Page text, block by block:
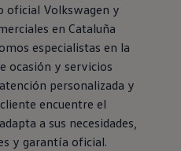
oficial Volkswagen y
en Cataluña
especialistas en la
ocasión y servicios
personalizada y
encuentre el
a sus necesidades,
y garantía oficial.